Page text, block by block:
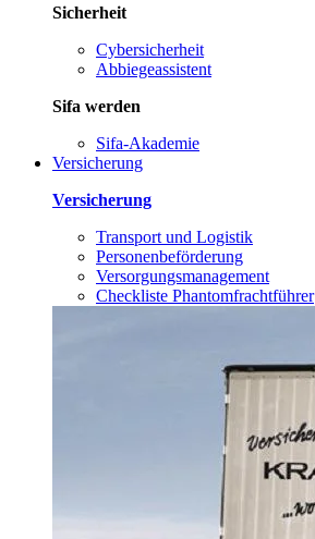
Sicherheit
Cybersicherheit
Abbiegeassistent
Sifa werden
Sifa-Akademie
Versicherung
Versicherung
Transport und Logistik
Personenbeförderung
Versorgungsmanagement
Checkliste Phantomfrachtführer